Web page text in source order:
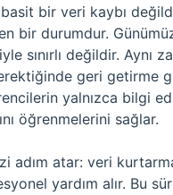
bir veri kaybı
bir durumdur.
sınırlı değildir. Aynı
geri getirme
yalnızca bilgi
öğrenmelerini sağlar.
atar: veri kurtarma
yardım alır. Bu